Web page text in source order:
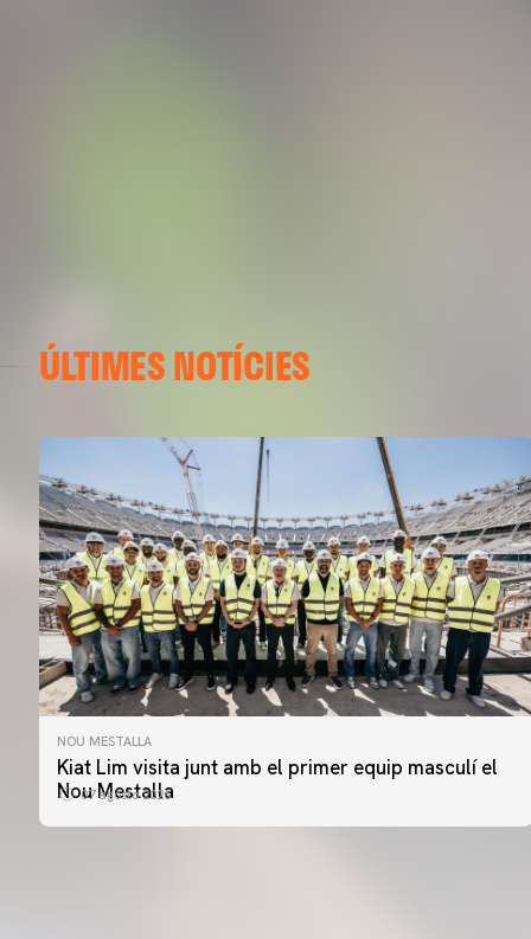
ÚLTIMES NOTÍCIES
NOU MESTALLA
Kiat Lim visita junt amb el primer equip masculí el
Nou Mestalla
07 agosto 2026